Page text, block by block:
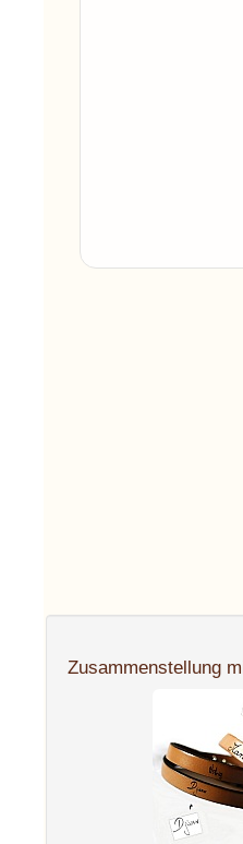
Zusammenstellung